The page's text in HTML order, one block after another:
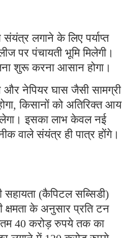
लगाने के लिए पर्याप्त
पर पंचायती भूमि मिलेगी।
शुरू करना आसान होगा।
नेपियर घास जैसी सामग्री
किसानों को अतिरिक्त आय
इसका लाभ केवल नई
वाले संयंत्र ही पात्र होंगे।
(कैपिटल सब्सिडी)
क्षमता के अनुसार प्रति टन
40 करोड़ रुपये तक का